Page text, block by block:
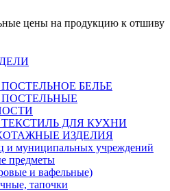
на продукцию к отшиву
БЕЛЬЕ
ДЛЯ КУХНИ
ИЗДЕЛИЯ
и муниципальных учреждений
предметы
и вафельные)
тапочки